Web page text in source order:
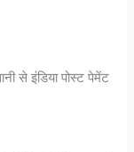
से इंडिया पोस्ट पेमेंट